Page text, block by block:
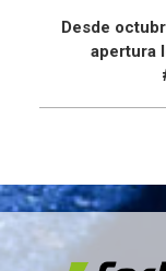
Desde
apertura